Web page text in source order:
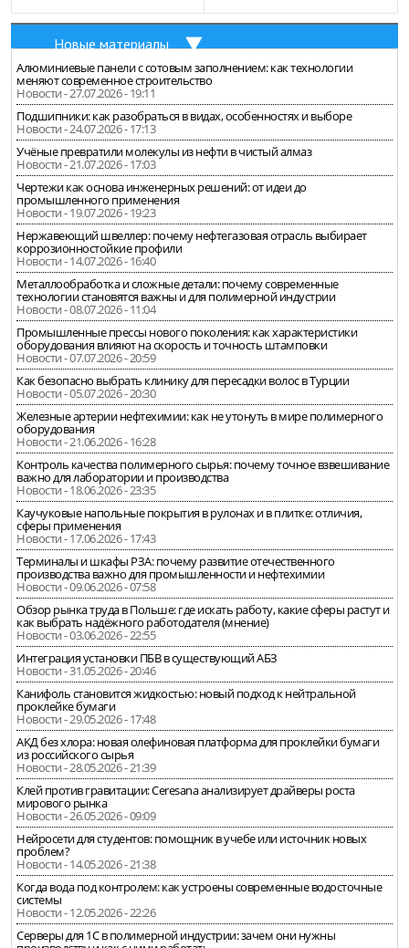
Новые материалы
Алюминиевые панели с сотовым заполнением: как технологии
меняют современное строительство
Новости - 27.07.2026 - 19:11
Подшипники: как разобраться в видах, особенностях и выборе
Новости - 24.07.2026 - 17:13
Учёные превратили молекулы из нефти в чистый алмаз
Новости - 21.07.2026 - 17:03
Чертежи как основа инженерных решений: от идеи до
промышленного применения
Новости - 19.07.2026 - 19:23
Нержавеющий швеллер: почему нефтегазовая отрасль выбирает
коррозионностойкие профили
Новости - 14.07.2026 - 16:40
Металлообработка и сложные детали: почему современные
технологии становятся важны и для полимерной индустрии
Новости - 08.07.2026 - 11:04
Промышленные прессы нового поколения: как характеристики
оборудования влияют на скорость и точность штамповки
Новости - 07.07.2026 - 20:59
Как безопасно выбрать клинику для пересадки волос в Турции
Новости - 05.07.2026 - 20:30
Железные артерии нефтехимии: как не утонуть в мире полимерного
оборудования
Новости - 21.06.2026 - 16:28
Контроль качества полимерного сырья: почему точное взвешивание
важно для лаборатории и производства
Новости - 18.06.2026 - 23:35
Каучуковые напольные покрытия в рулонах и в плитке: отличия,
сферы применения
Новости - 17.06.2026 - 17:43
Терминалы и шкафы РЗА: почему развитие отечественного
производства важно для промышленности и нефтехимии
Новости - 09.06.2026 - 07:58
Обзор рынка труда в Польше: где искать работу, какие сферы растут и
как выбрать надёжного работодателя (мнение)
Новости - 03.06.2026 - 22:55
Интеграция установки ПБВ в существующий АБЗ
Новости - 31.05.2026 - 20:46
Канифоль становится жидкостью: новый подход к нейтральной
проклейке бумаги
Новости - 29.05.2026 - 17:48
АКД без хлора: новая олефиновая платформа для проклейки бумаги
из российского сырья
Новости - 28.05.2026 - 21:39
Клей против гравитации: Ceresana анализирует драйверы роста
мирового рынка
Новости - 26.05.2026 - 09:09
Нейросети для студентов: помощник в учебе или источник новых
проблем?
Новости - 14.05.2026 - 21:38
Когда вода под контролем: как устроены современные водосточные
системы
Новости - 12.05.2026 - 22:26
Серверы для 1С в полимерной индустрии: зачем они нужны